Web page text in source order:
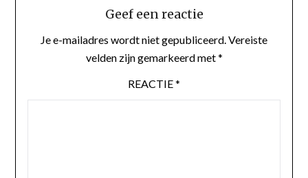
Geef een reactie
Je e-mailadres wordt niet gepubliceerd. Vereiste
velden zijn gemarkeerd met*
REACTIE*